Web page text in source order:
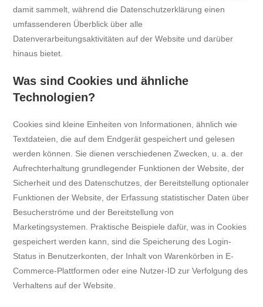
damit sammelt, während die Datenschutzerklärung einen
umfassenderen Überblick über alle
Datenverarbeitungsaktivitäten auf der Website und darüber
hinaus bietet.
Was sind Cookies und ähnliche
Technologien?
Cookies sind kleine Einheiten von Informationen, ähnlich wie
Textdateien, die auf dem Endgerät gespeichert und gelesen
werden können. Sie dienen verschiedenen Zwecken, u. a. der
Aufrechterhaltung grundlegender Funktionen der Website, der
Sicherheit und des Datenschutzes, der Bereitstellung optionaler
Funktionen der Website, der Erfassung statistischer Daten über
Besucherströme und der Bereitstellung von
Marketingsystemen. Praktische Beispiele dafür, was in Cookies
gespeichert werden kann, sind die Speicherung des Login-
Status in Benutzerkonten, der Inhalt von Warenkörben in E-
Commerce-Plattformen oder eine Nutzer-ID zur Verfolgung des
Verhaltens auf der Website.